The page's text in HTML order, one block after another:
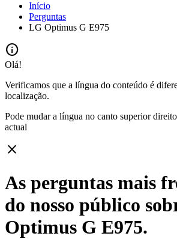
Início
Perguntas
LG Optimus G E975
info
Olá!
Verificamos que a língua do conteúdo é
localização.
Pode mudar a língua no canto superior
actual
close
As perguntas mais
do nosso público
Optimus G E975.